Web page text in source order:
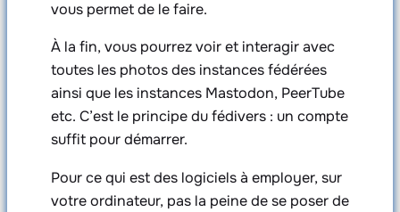
vous permet de le faire.
À la fin, vous pourrez voir et interagir avec
toutes les photos des instances fédérées
ainsi que les instances Mastodon, PeerTube
etc. C’est le principe du fédivers : un compte
suffit pour démarrer.
Pour ce qui est des logiciels à employer, sur
votre ordinateur, pas la peine de se poser de